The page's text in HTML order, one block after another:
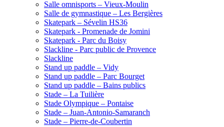
Salle omnisports – Vieux-Moulin
Salle de gymnastique – Les Bergières
Skatepark – Sévelin HS36
Skatepark - Promenade de Jomini
Skatepark - Parc du Boisy
Slackline - Parc public de Provence
Slackline
Stand up paddle – Vidy
Stand up paddle – Parc Bourget
Stand up paddle – Bains publics
Stade – La Tuilière
Stade Olympique – Pontaise
Stade – Juan-Antonio-Samaranch
Stade – Pierre-de-Coubertin